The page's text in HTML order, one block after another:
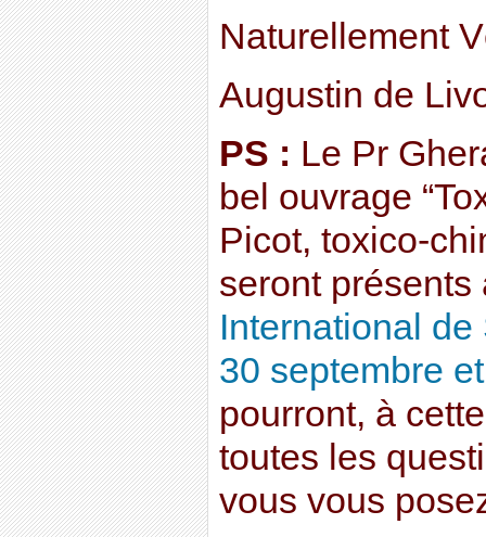
Naturellement
Augustin de
PS : Le Pr
bel ouvrage
Picot, toxico-
seront
International
30 septembre
pourront, à
toutes les
vous vous